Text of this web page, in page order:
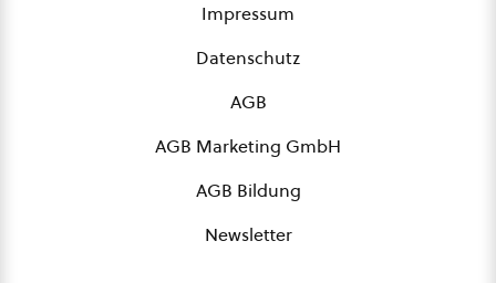
Impressum
Datenschutz
AGB
AGB Marketing GmbH
AGB Bildung
Newsletter